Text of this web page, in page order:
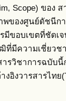
Scope) ของ
ของศูนย์ดัชนีกา
มีขอบเขตที่ชัดเ
ที่มีความเชี่ยว
รวิชาการฉบับนี้
งวารสารไทย